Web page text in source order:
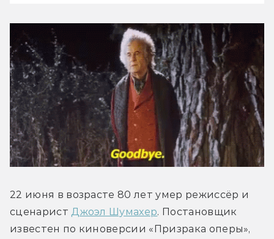
22 июня в возрасте 80 лет умер режиссёр и
сценарист Джоэл Шумахер. Постановщик
известен по киноверсии «Призрака оперы»,